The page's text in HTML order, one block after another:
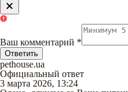
Ваш комментарий *
Ответить
pethouse.ua
Официальный ответ
3 марта 2026, 13:24